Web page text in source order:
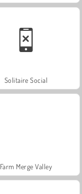
Solitaire Social
Farm Merge Valley